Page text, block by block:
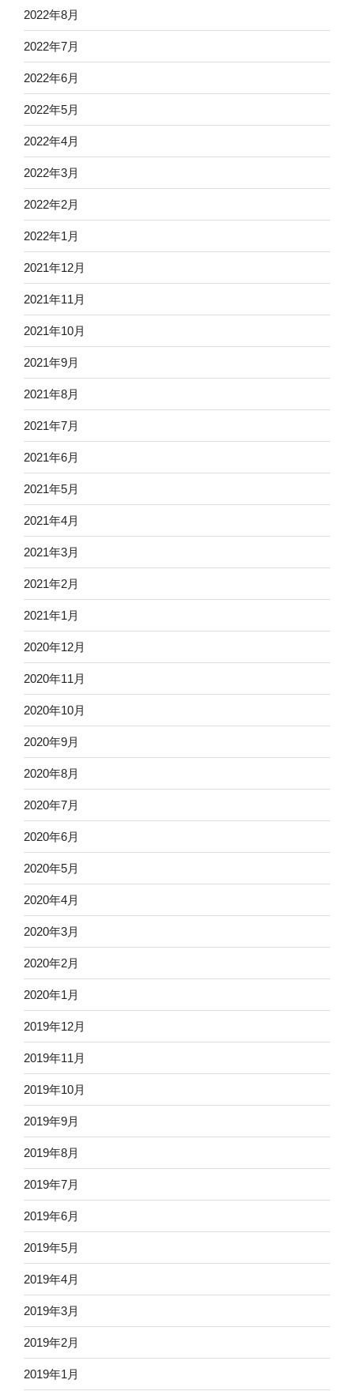
2022年8月
2022年7月
2022年6月
2022年5月
2022年4月
2022年3月
2022年2月
2022年1月
2021年12月
2021年11月
2021年10月
2021年9月
2021年8月
2021年7月
2021年6月
2021年5月
2021年4月
2021年3月
2021年2月
2021年1月
2020年12月
2020年11月
2020年10月
2020年9月
2020年8月
2020年7月
2020年6月
2020年5月
2020年4月
2020年3月
2020年2月
2020年1月
2019年12月
2019年11月
2019年10月
2019年9月
2019年8月
2019年7月
2019年6月
2019年5月
2019年4月
2019年3月
2019年2月
2019年1月